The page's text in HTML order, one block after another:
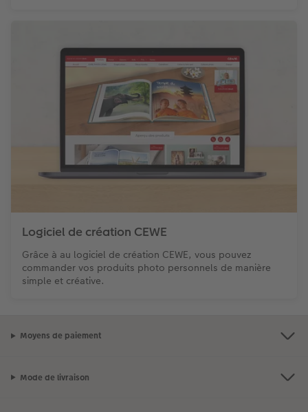
Logiciel de création CEWE
Grâce à au logiciel de création CEWE, vous pouvez
commander vos produits photo personnels de manière
simple et créative.
Moyens de paiement
Mode de livraison